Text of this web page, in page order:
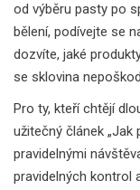
od výběru pasty po
bělení, podívejte se
dozvíte, jaké
se sklovina
Pro ty, kteří chtějí
užitečný článek
pravidelnými
pravidelných kontrol